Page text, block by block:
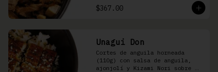
$367.00
Unagui Don
Cortes de anguila horneada
(110g) con salsa de anguila,
ajonjolí y Kizami Nori sobre